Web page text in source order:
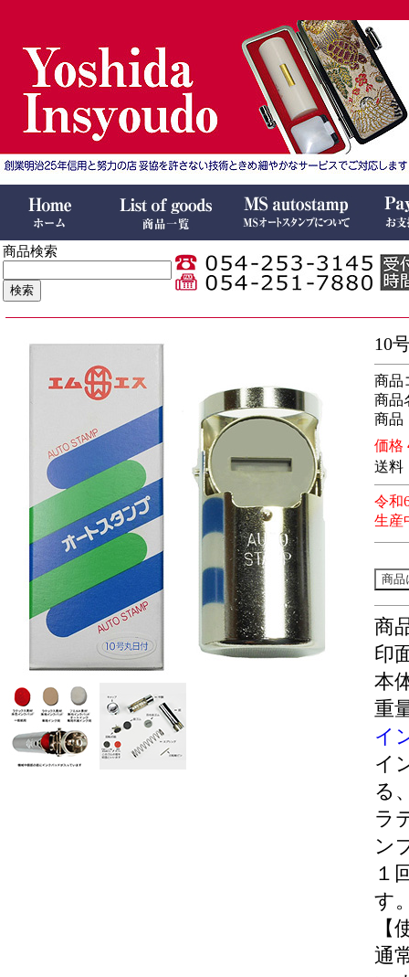
商品検索
10
商品
商品
商品
価格
送料
令和
生産
商
印
本
重
イ
イ
る
ラ
ン
１
す
通